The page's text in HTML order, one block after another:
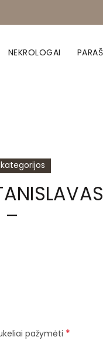
NEKROLOGAI
–
pažymėti *